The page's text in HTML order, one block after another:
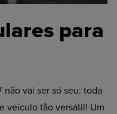
para
não vai ser só seu: toda
veículo tão versátil! Um